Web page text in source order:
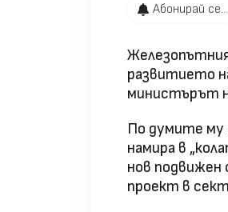
Абонирай се...
развитието
министърът
По думите му
намира в
нов подвижен
проект в